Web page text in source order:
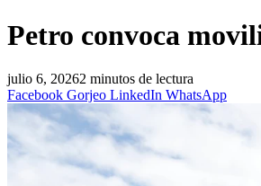
Petro convoca
julio 6, 20262 minutos de lectura
Facebook Gorjeo LinkedIn WhatsApp